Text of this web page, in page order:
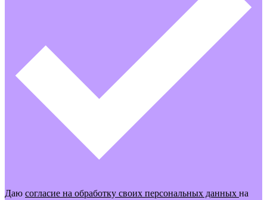
Даю согласие на обработку своих персональных данных на